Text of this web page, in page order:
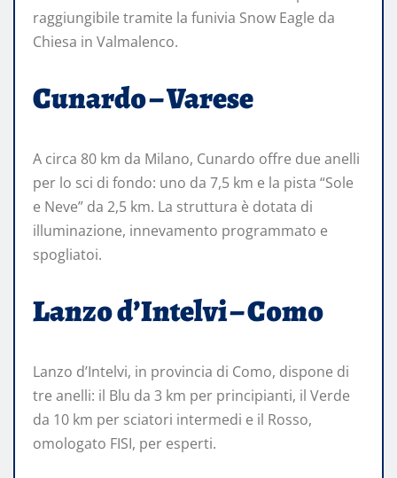
raggiungibile tramite la funivia Snow Eagle da
Chiesa in Valmalenco.
Cunardo – Varese
A circa 80 km da Milano, Cunardo offre due anelli
per lo sci di fondo: uno da 7,5 km e la pista “Sole
e Neve” da 2,5 km. La struttura è dotata di
illuminazione, innevamento programmato e
spogliatoi.
Lanzo d’Intelvi – Como
Lanzo d’Intelvi, in provincia di Como, dispone di
tre anelli: il Blu da 3 km per principianti, il Verde
da 10 km per sciatori intermedi e il Rosso,
omologato FISI, per esperti.